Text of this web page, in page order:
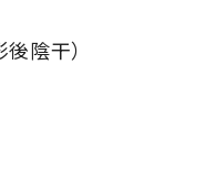
陰干）